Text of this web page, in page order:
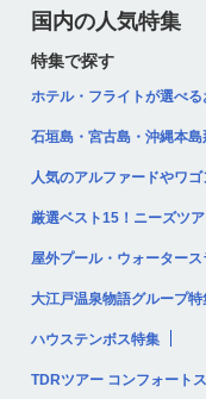
国内の人気特集
特集で探す
ホテル・フライトが選べ
石垣島・宮古島・沖縄本
人気のアルファードやワ
厳選ベスト15！ニーズツ
屋外プール・ウォーター
大江戸温泉物語グループ特
ハウステンボス特集
TDRツアー コンフォート